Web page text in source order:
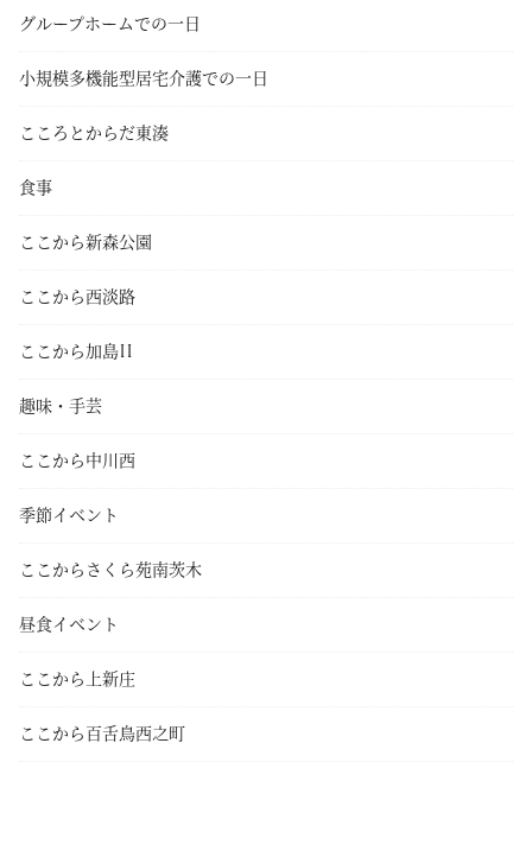
グループホームでの一日
小規模多機能型居宅介護での一日
こころとからだ東湊
食事
ここから新森公園
ここから西淡路
ここから加島II
趣味・手芸
ここから中川西
季節イベント
ここからさくら苑南茨木
昼食イベント
ここから上新庄
ここから百舌鳥西之町